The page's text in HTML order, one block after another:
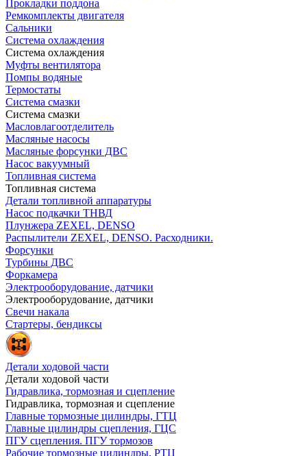
Прокладки поддона
Ремкомплекты двигателя
Сальники
Система охлаждения
Система охлаждения
Муфты вентилятора
Помпы водяные
Термостаты
Система смазки
Система смазки
Масловлагоотделитель
Масляные насосы
Масляные форсунки ДВС
Насос вакуумный
Топливная система
Топливная система
Детали топливной аппаратуры
Насос подкачки ТНВД
Плунжера ZEXEL, DENSO
Распылители ZEXEL, DENSO. Расходники.
Форсунки
Турбины ДВС
Форкамера
Электрооборудование, датчики
Электрооборудование, датчики
Свечи накала
Стартеры, бендиксы
Детали ходовой части
Детали ходовой части
Гидравлика, тормозная и сцепление
Гидравлика, тормозная и сцепление
Главные тормозные цилиндры, ГТЦ
Главные цилиндры сцепления, ГЦС
ПГУ сцепления. ПГУ тормозов
Рабочие тормозные цилиндры, РТЦ